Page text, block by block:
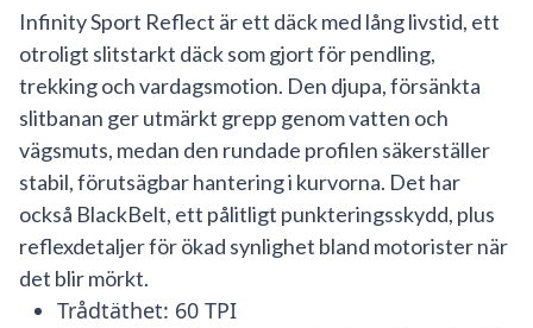
Infinity Sport Reflect är ett däck med lång livstid, ett
otroligt slitstarkt däck som gjort för pendling,
trekking och vardagsmotion. Den djupa, försänkta
slitbanan ger utmärkt grepp genom vatten och
vägsmuts, medan den rundade profilen säkerställer
stabil, förutsägbar hantering i kurvorna. Det har
också BlackBelt, ett pålitligt punkteringsskydd, plus
reflexdetaljer för ökad synlighet bland motorister när
det blir mörkt.
Trådtäthet: 60 TPI